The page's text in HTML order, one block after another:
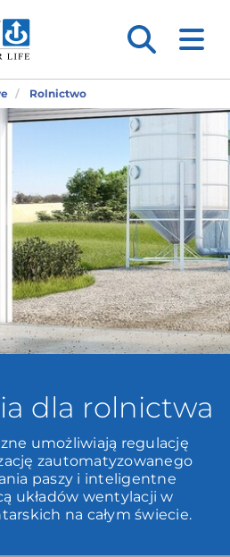
Rolnictwo
dla rolnictwa
umożliwiają regulację
zautomatyzowanego
paszy i inteligentne
układów wentylacji w
na całym świecie.